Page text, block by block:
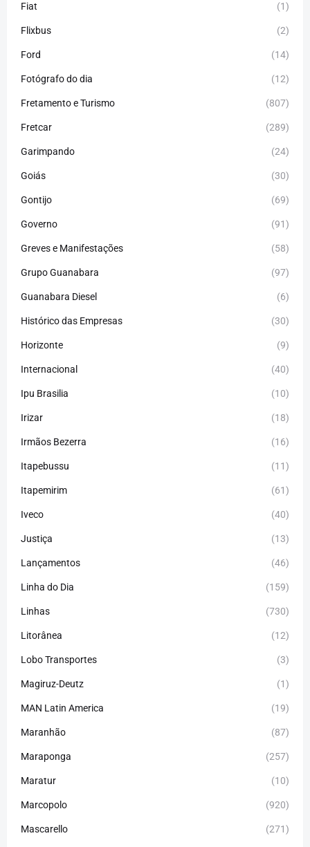
Fiat (1)
Flixbus (2)
Ford (14)
Fotógrafo do dia (12)
Fretamento e Turismo (807)
Fretcar (289)
Garimpando (24)
Goiás (30)
Gontijo (69)
Governo (91)
Greves e Manifestações (58)
Grupo Guanabara (97)
Guanabara Diesel (6)
Histórico das Empresas (30)
Horizonte (9)
Internacional (40)
Ipu Brasilia (10)
Irizar (18)
Irmãos Bezerra (16)
Itapebussu (11)
Itapemirim (61)
Iveco (40)
Justiça (13)
Lançamentos (46)
Linha do Dia (159)
Linhas (730)
Litorânea (12)
Lobo Transportes (3)
Magiruz-Deutz (1)
MAN Latin America (19)
Maranhão (87)
Maraponga (257)
Maratur (10)
Marcopolo (920)
Mascarello (271)